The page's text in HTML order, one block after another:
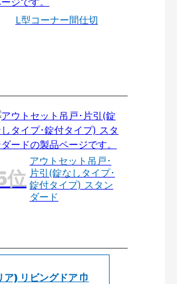
L型コーナー間仕切
アウトセット吊戸･
片引(錠なしタイプ･
錠付タイプ) スタン
ダード
) リビングドア 巾